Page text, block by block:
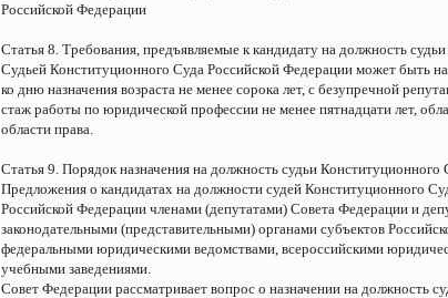
Российской Федерации
Статья 8. Требования, предъявляемые к кандидату на должность
Судьей Конституционного Суда Российской Федерации может быть
ко дню назначения возраста не менее сорока лет, с безупречной
стаж работы по юридической профессии не менее пятнадцати лет,
области права.
Статья 9. Порядок назначения на должность судьи
Предложения о кандидатах на должности судей Конституционного
Российской Федерации членами (депутатами) Совета Федерации и
законодательными (представительными) органами субъектов
федеральными юридическими ведомствами, всероссийскими
учебными заведениями.
Совет Федерации рассматривает вопрос о назначении на должность